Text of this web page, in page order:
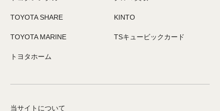
TOYOTA SHARE KINTO
TOYOTA MARINE TSキュービックカード
トヨタホーム
当サイトについて